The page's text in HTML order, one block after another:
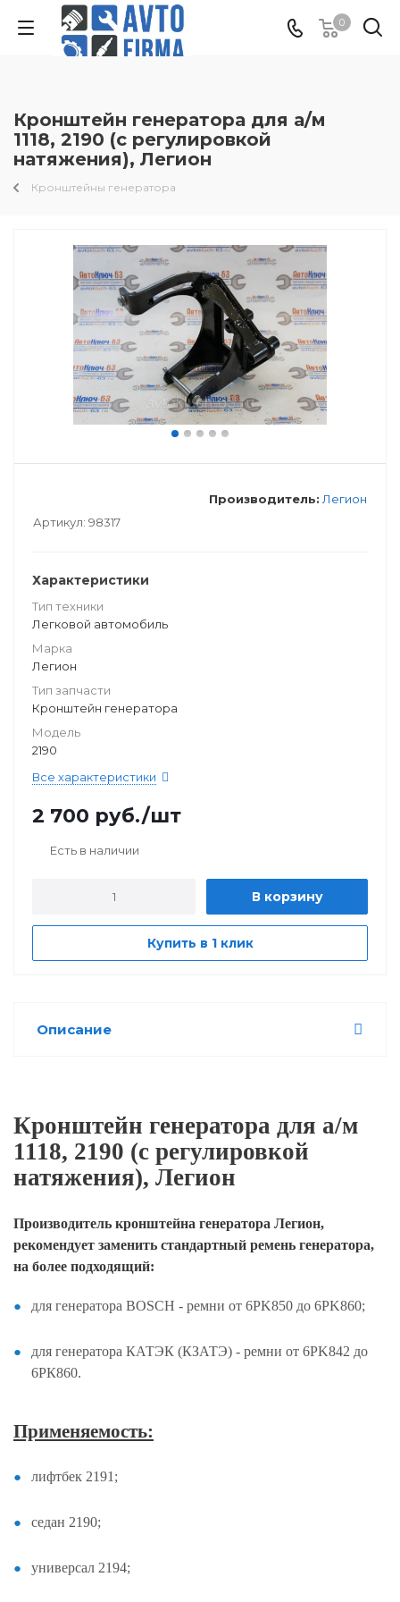
0
Кронштейн генератора для а/м
1118, 2190 (с регулировкой
натяжения), Легион
Кронштейны генератора
Артикул: 98317
Производитель: Легион
Характеристики
Тип техники
Легковой автомобиль
Марка
Легион
Тип запчасти
Кронштейн генератора
Модель
2190
Все характеристики
2 700 руб./шт
Есть в наличии
В корзину
Купить в 1 клик
Описание
Кронштейн генератора для а/м
1118, 2190 (с регулировкой
натяжения), Легион
Производитель кронштейна генератора Легион,
рекомендует заменить стандартный ремень генератора,
на более подходящий:
для генератора BOSCH - ремни от 6PK850 до 6PK860;
для генератора КАТЭК (КЗАТЭ) - ремни от 6PK842 до
6РК860.
Применяемость:
лифтбек 2191;
седан 2190;
универсал 2194;